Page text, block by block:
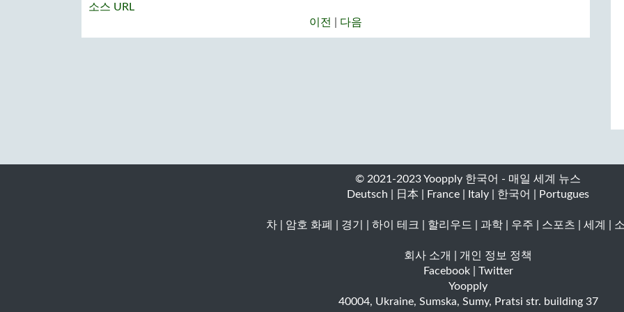
소스 URL
이전
다음
© 2021-2023 Yoopply 한국어 - 매일 세계 뉴스
Deutsch
日本 France Italy 한국어 Portugues
차 암호 화폐 경기 하이 테크 할리우드 과학 우주 스포츠 세계
회사 소개
개인 정보 정책
Facebook| Twitter
Yoopply
40004, Ukraine, Sumska, Sumy, Pratsi str. building 37